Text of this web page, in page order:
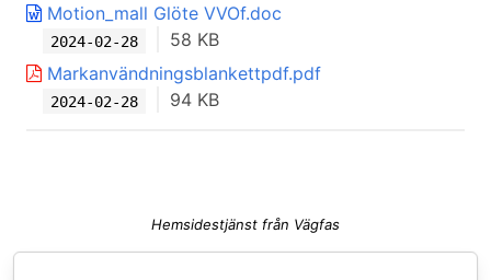
Motion_mall Glöte VVOf.doc
2024-02-28
58 KB
Markanvändningsblankettpdf.pdf
2024-02-28 94 KB
Hemsidestjänst från Vägfas